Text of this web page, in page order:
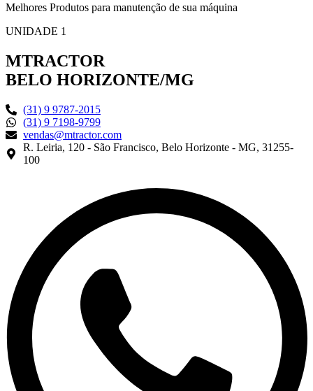
Melhores Produtos para manutenção de sua máquina
UNIDADE 1
MTRACTOR
BELO HORIZONTE/MG
(31) 9 9787-2015
(31) 9 7198-9799
vendas@mtractor.com
R. Leiria, 120 - São Francisco, Belo Horizonte - MG, 31255-
100